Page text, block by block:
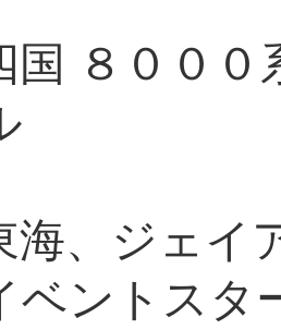
国 ８００
海、ジェイ
ベントスタ